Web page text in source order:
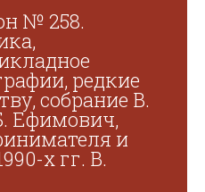
№ 258.
редкие
собрание В.
Ефимович,
и
х гг. В.